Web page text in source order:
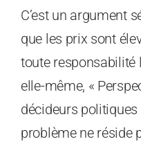
C’est un argument
que les prix sont
toute
elle-même, «
décideurs
problème ne réside